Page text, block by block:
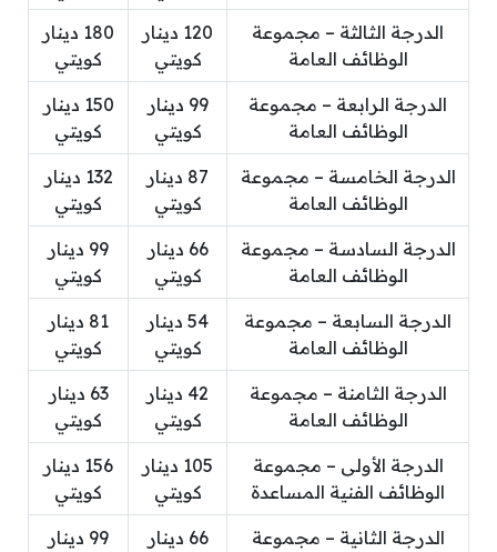
الدرجة الثالثة – مجموعة
الوظائف العامة
120 دينار
كويتي
180 دينار
كويتي
الدرجة الرابعة – مجموعة
الوظائف العامة
99 دينار
كويتي
150 دينار
كويتي
الدرجة الخامسة – مجموعة
الوظائف العامة
87 دينار
كويتي
132 دينار
كويتي
الدرجة السادسة – مجموعة
الوظائف العامة
66 دينار
كويتي
99 دينار
كويتي
الدرجة السابعة – مجموعة
الوظائف العامة
54 دينار
كويتي
81 دينار
كويتي
الدرجة الثامنة – مجموعة
الوظائف العامة
42 دينار
كويتي
63 دينار
كويتي
الدرجة الأولى – مجموعة
الوظائف الفنية المساعدة
105 دينار
كويتي
156 دينار
كويتي
الدرجة الثانية – مجموعة
66 دينار
99 دينار